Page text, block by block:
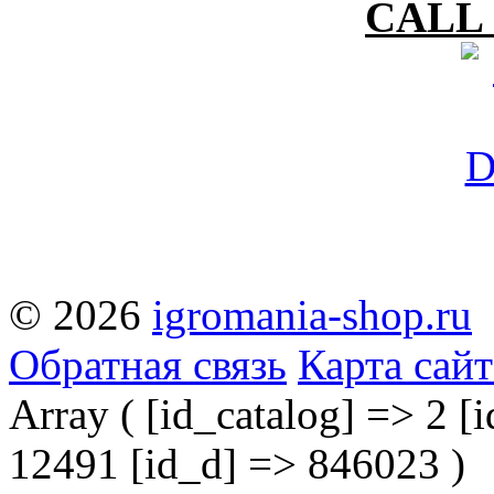
CALL
© 2026 igromania-shop.ru
Обратная связь Карта
Array ( [id_catalog] => 2
12491 [id_d] => 846023 )